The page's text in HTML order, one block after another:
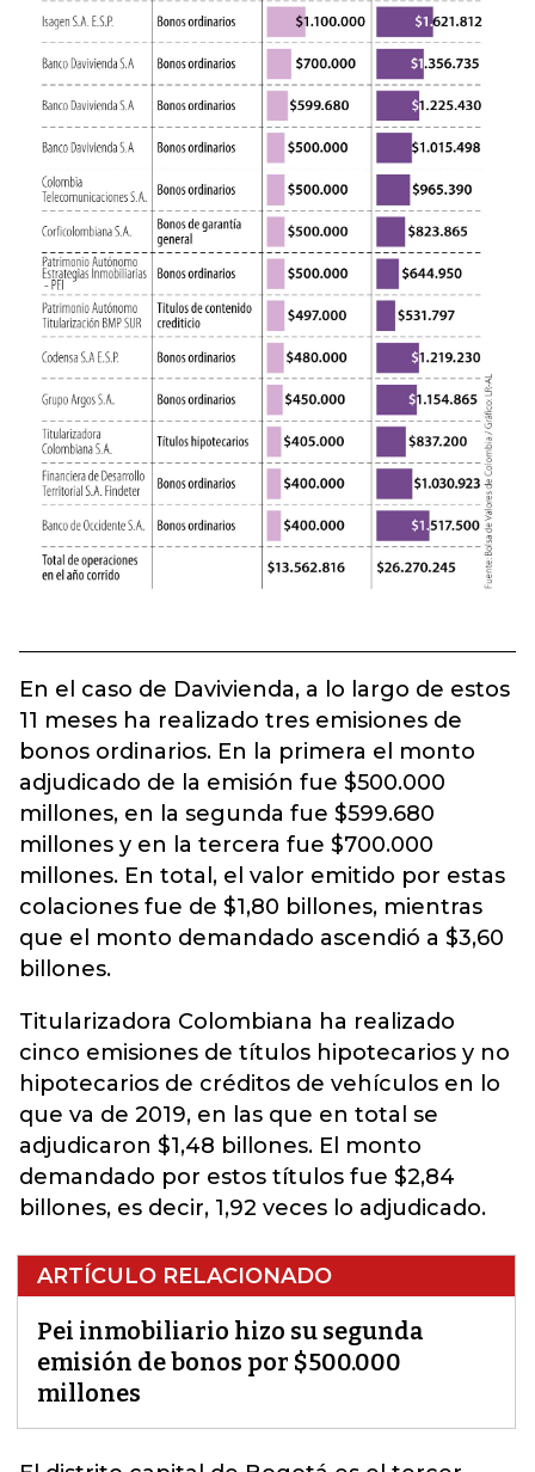
En el caso de Davivienda, a lo largo de estos
11 meses ha realizado tres emisiones de
bonos ordinarios. En la primera el monto
adjudicado de la emisión fue $500.000
millones, en la segunda fue $599.680
millones y en la tercera fue $700.000
millones. En total, el valor emitido por estas
colaciones fue de $1,80 billones, mientras
que el monto demandado ascendió a $3,60
billones.
Titularizadora Colombiana ha realizado
cinco emisiones de títulos hipotecarios y no
hipotecarios de créditos de vehículos en lo
que va de 2019, en las que en total se
adjudicaron $1,48 billones. El monto
demandado por estos títulos fue $2,84
billones, es decir, 1,92 veces lo adjudicado.
ARTÍCULO RELACIONADO
Pei inmobiliario hizo su segunda
emisión de bonos por $500.000
millones